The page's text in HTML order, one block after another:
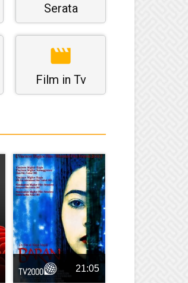
Serata
Film in Tv
21:05